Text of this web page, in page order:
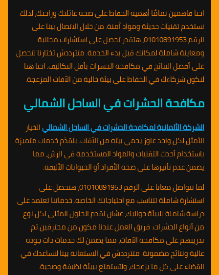
احنا فاهمين تمامًا أهمية الحفاظ على صحة عائلتك وراحتك، لذلك
نستخدم تقنيات حديثة ومواد آمنة. من خلال الاتصال بينا على
الرقم 01010891953، هتقدر تحصل على استشارات مجانية
ومعاينة شاملة لمكانك قبل بدء الخدمة. متترددش تختارنا لتحصل
على أفضل النتائج في مكافحة الحشرات بأقل التكاليف. احنا هنا
لنكون شركاءك في الحفاظ على بيئة خالية من الآفات المزعجة.
مكافحة الحشرات في الساحل الشمالي
الشركة الألمانية لمكافحة الحشرات في الساحل الشماليالخيار
الأمثل لكل واحد عاوز يحمي بيته من الآفات. بنقدّم خدمات متميزة
باستخدام أحدث التقنيات والمواد المستخدمة في الرش، مما
يضمن عدم تأثيرها على صحة الأفراد أو الحيوانات الأليفة.
لما تتواصل معانا على الرقم 01010891953، هتحصل على
استشارة شاملة تتناسب مع احتياجاتك الخاصة. خدماتنا تعتمد على
دراسة شاملة للبيئة حواليك، عشان نقدم الحلول المثلى لكل نوع
من أنواع الحشرات. فريق العمل عندنا مكون من محترفين تم
تدريبهم على مكافحة الآفات، مما يضمن لك خدمات ذات جودة
عالية ونتائج مضمونة. متترددش في الاستعانة بينا لنساعدك في
القضاء على كل ما يزعجك، ولتستمتع ببيئة نظيفة وصحية.